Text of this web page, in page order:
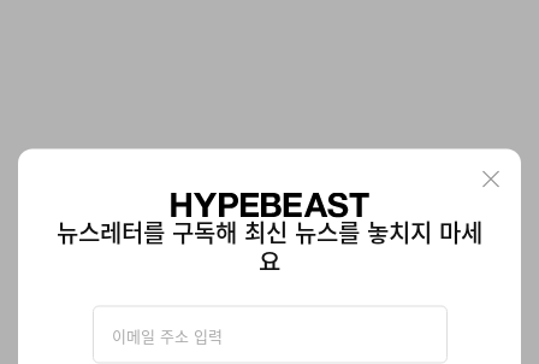
Christopher Ward C60 Pool Dive 워치
바캉스를 위한 타임키핑, seconde/seconde/ 감성으로 다시 정의하
뉴스레터를 구독해 최신 뉴스를 놓치지 마세
요